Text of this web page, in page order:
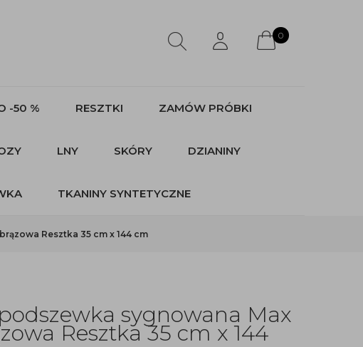
0
-50 % RESZTKI ZAMÓW PRÓBKI
LNY SKÓRY DZIANINY
TKANINY SYNTETYCZNE
Resztka 35 cm x 144 cm
sygnowana Max
Resztka 35 cm x 144